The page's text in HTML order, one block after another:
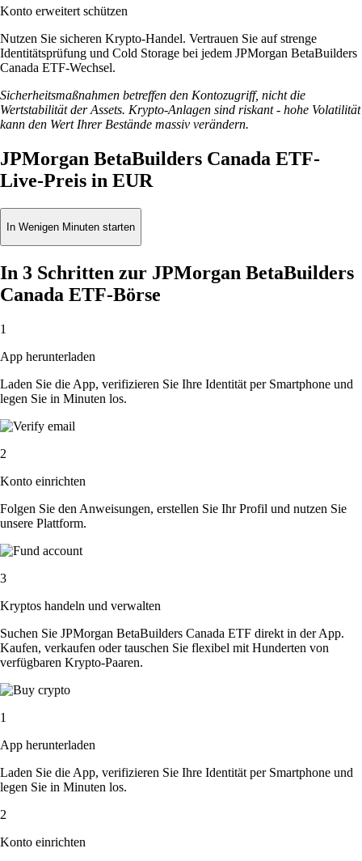
Konto erweitert schützen
Nutzen Sie sicheren Krypto-Handel. Vertrauen Sie auf strenge
Identitätsprüfung und Cold Storage bei jedem JPMorgan BetaBuilders
Canada ETF-Wechsel.
Sicherheitsmaßnahmen betreffen den Kontozugriff, nicht die
Wertstabilität der Assets. Krypto-Anlagen sind riskant - hohe Volatilität
kann den Wert Ihrer Bestände massiv verändern.
JPMorgan BetaBuilders Canada ETF-
Live-Preis in EUR
In Wenigen Minuten starten
In 3 Schritten zur JPMorgan BetaBuilders
Canada ETF-Börse
1
App herunterladen
Laden Sie die App, verifizieren Sie Ihre Identität per Smartphone und
legen Sie in Minuten los.
2
Konto einrichten
Folgen Sie den Anweisungen, erstellen Sie Ihr Profil und nutzen Sie
unsere Plattform.
3
Kryptos handeln und verwalten
Suchen Sie JPMorgan BetaBuilders Canada ETF direkt in der App.
Kaufen, verkaufen oder tauschen Sie flexibel mit Hunderten von
verfügbaren Krypto-Paaren.
1
App herunterladen
Laden Sie die App, verifizieren Sie Ihre Identität per Smartphone und
legen Sie in Minuten los.
2
Konto einrichten